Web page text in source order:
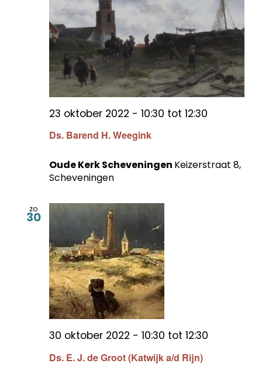
Ds. Barend H. Weegink
23 oktober 2022 - 10:30 tot 12:30
Oude Kerk Scheveningen Keizerstraat 8,
Scheveningen
zo
30
Ds. E. J. de Groot (Katwijk a/d Rijn)
30 oktober 2022 - 10:30 tot 12:30